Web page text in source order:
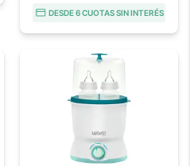
DESDE 6 CUOTAS SIN INTERÉS